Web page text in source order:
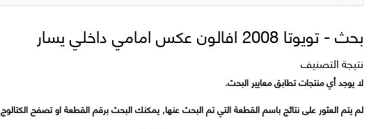
بحث -تويوتا 2008 افالون عكس امامي داخلي يسار
نتيجة التصنيف
لا يوجد أي منتجات تطابق معايير البحث.
لم يتم العثور على نتائج باسم القطعة التي تم البحث عنها, يمكنك البحث برقم القطعة او تصفح الكتالوج